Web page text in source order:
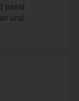
passt
und